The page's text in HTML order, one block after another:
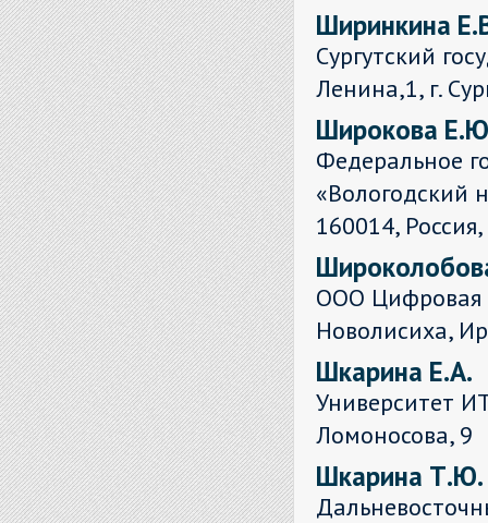
Ширинкина
Сургутский
Ленина,1, г.
Широкова
Федеральное
«Вологодский
160014,
ООО Цифровая
Новолисиха,
Шкарина Е.А.
Университет
Ломоносова, 9
Шкарина Т.Ю.